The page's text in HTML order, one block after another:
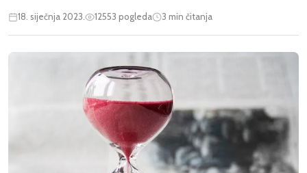
18. siječnja 2023. 12553 pogleda 3 min čitanja